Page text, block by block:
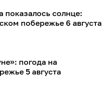
солнце:
побережье 6 августа
погода на
5 августа